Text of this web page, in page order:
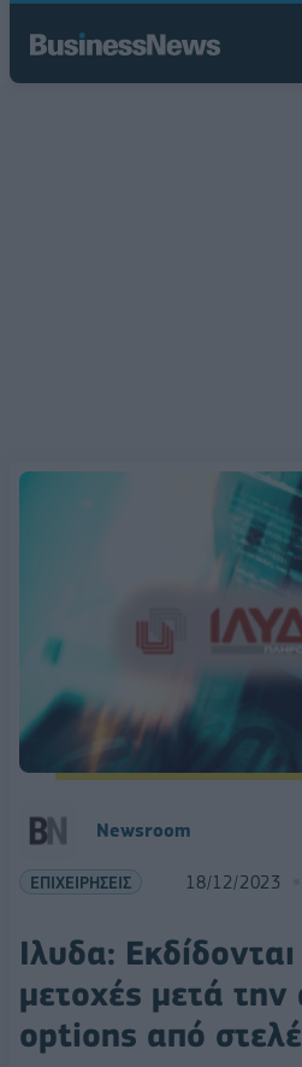
Newsroom
ΕΠΙΧΕΙΡΗΣΕΙΣ 18/12/2023
Ιλυδα:
μετοχές μετά
options από